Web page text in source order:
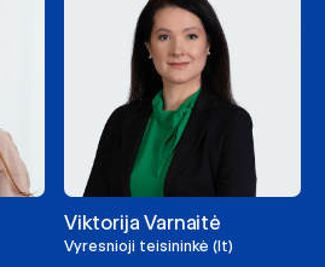
Viktorija Varnaitė
Vyresnioji teisininkė (lt)